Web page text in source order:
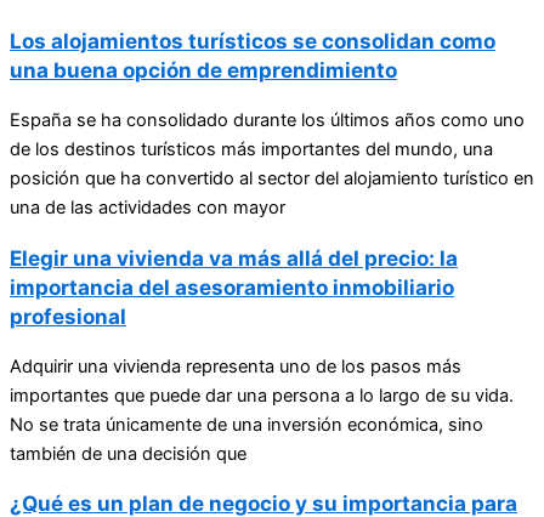
Los alojamientos turísticos se consolidan como
una buena opción de emprendimiento
España se ha consolidado durante los últimos años como uno
de los destinos turísticos más importantes del mundo, una
posición que ha convertido al sector del alojamiento turístico en
una de las actividades con mayor
Elegir una vivienda va más allá del precio: la
importancia del asesoramiento inmobiliario
profesional
Adquirir una vivienda representa uno de los pasos más
importantes que puede dar una persona a lo largo de su vida.
No se trata únicamente de una inversión económica, sino
también de una decisión que
¿Qué es un plan de negocio y su importancia para